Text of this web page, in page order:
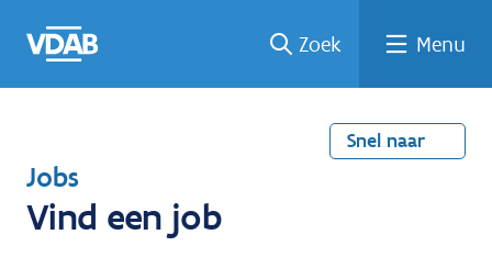
naar
een
een
job
naar
Zoek Menu
Snel naar
T
e
Jobs
Vind een job